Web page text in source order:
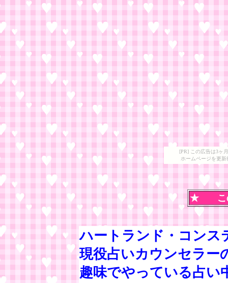
[PR] この広告は3ヶ
ホームページを更
★ こ
ハートランド・コンス
現役占いカウンセラー
趣味でやっている占い